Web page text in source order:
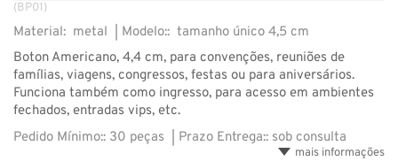
(BP01)
Material: metal | Modelo:: tamanho único 4,5 cm
Boton Americano, 4,4 cm, para convenções, reuniões de
famílias, viagens, congressos, festas ou para aniversários.
Funciona também como ingresso, para acesso em ambientes
fechados, entradas vips, etc.
Pedido Mínimo:: 30 peças | Prazo Entrega:: sob consulta
mais informações